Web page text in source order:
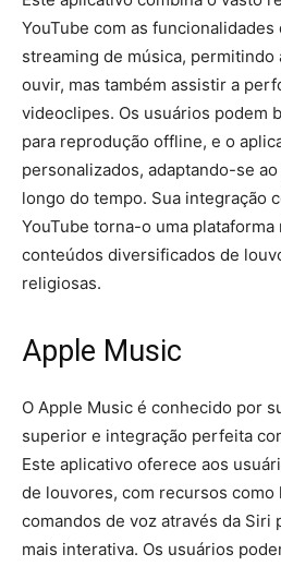
YouTube com as
streaming de música, permitindo
ouvir, mas também assistir a
videoclipes. Os usuários podem
para reprodução offline, e o
personalizados, adaptando-se
longo do tempo. Sua integração
YouTube torna-o uma
conteúdos diversificados de
religiosas.
Apple Music
O Apple Music é conhecido por
superior e integração perfeita
Este aplicativo oferece aos
de louvores, com recursos como
comandos de voz através da Siri
mais interativa. Os usuários